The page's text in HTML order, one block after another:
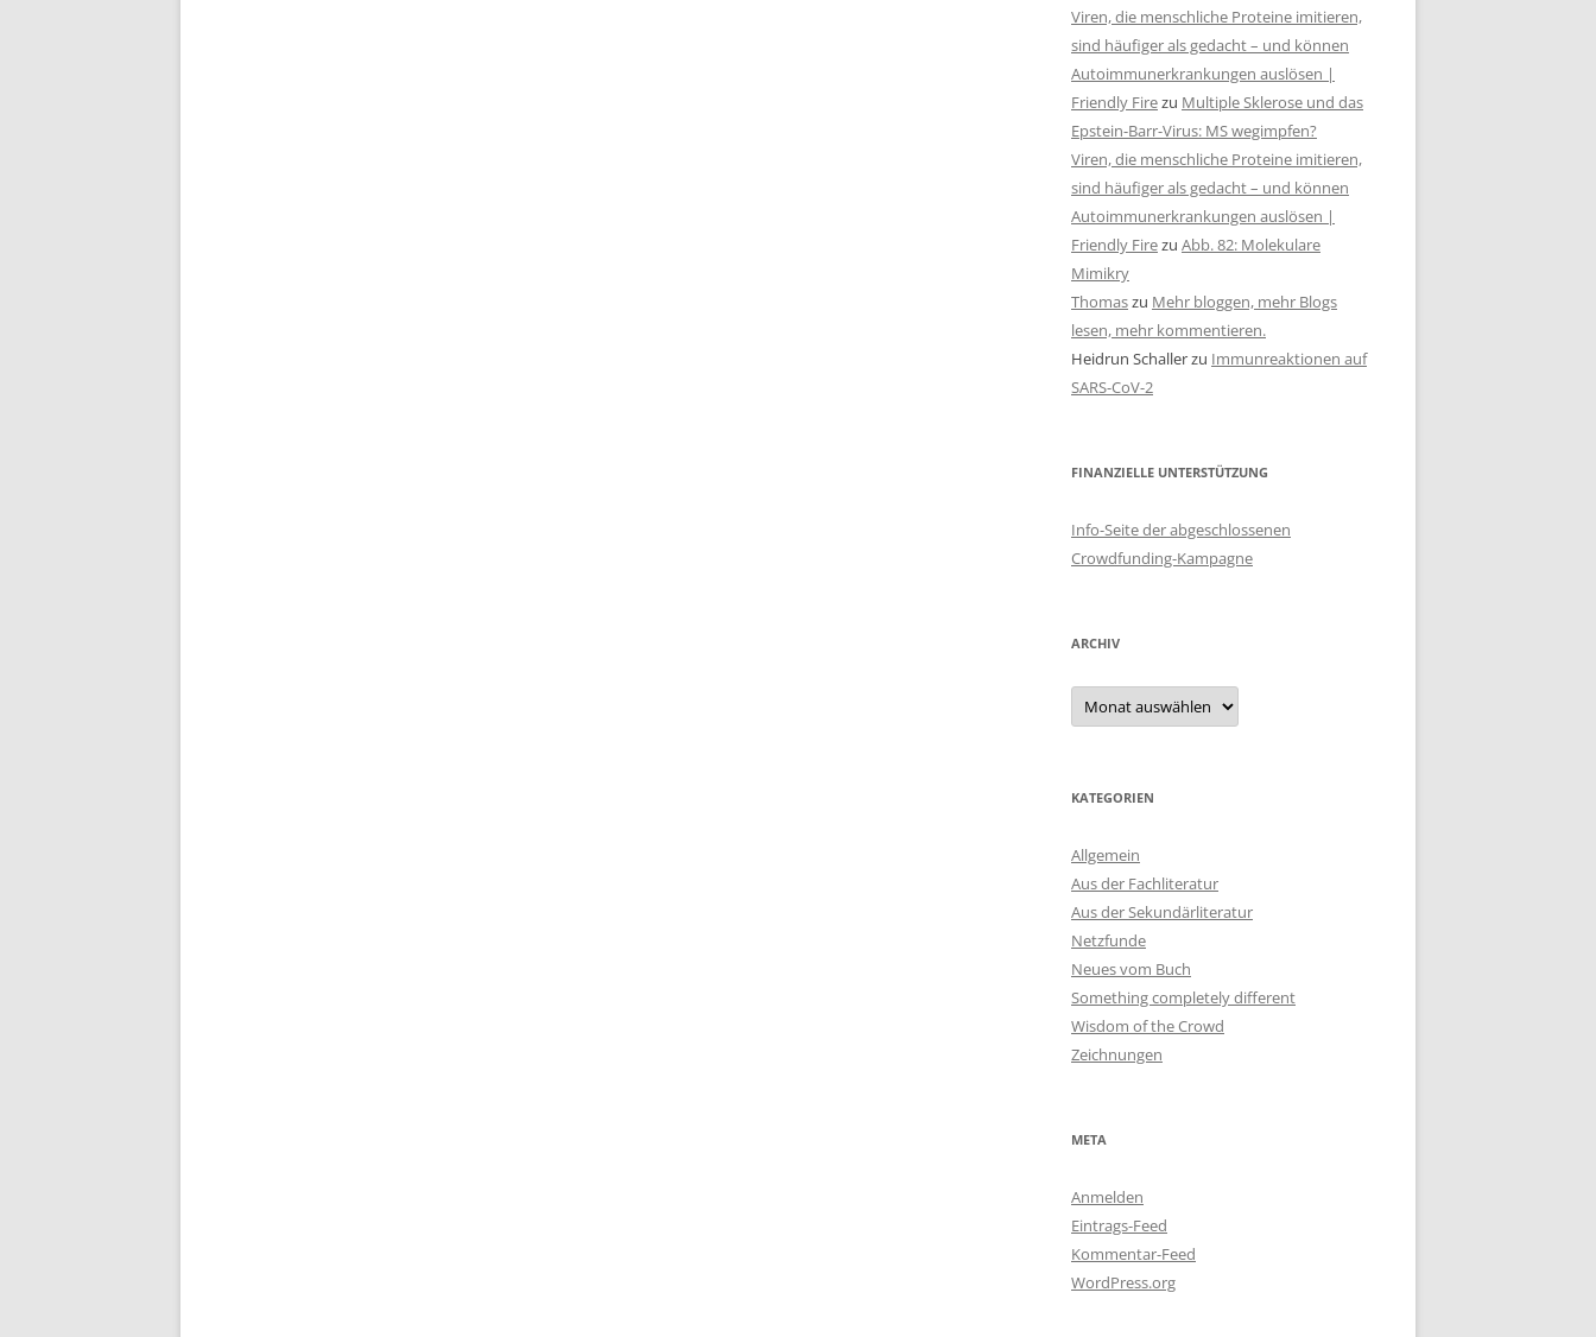
Viren, die menschliche Proteine imitieren,
sind häufiger als gedacht – und können
Autoimmunerkrankungen auslösen |
Friendly Firezu Multiple Sklerose und das
Epstein-Barr-Virus: MS wegimpfen?
Viren, die menschliche Proteine imitieren,
sind häufiger als gedacht – und können
Autoimmunerkrankungen auslösen |
Friendly Firezu Abb. 82: Molekulare
Mimikry
Thomaszu Mehr bloggen, mehr Blogs
lesen, mehr kommentieren.
Heidrun Schallerzu Immunreaktionen auf
SARS-CoV-2
FINANZIELLE UNTERSTÜTZUNG
Info-Seite der abgeschlossenen
Crowdfunding-Kampagne
ARCHIV
Archiv
KATEGORIEN
Allgemein
Aus der Fachliteratur
Aus der Sekundärliteratur
Netzfunde
Neues vom Buch
Something completely different
Wisdom of the Crowd
Zeichnungen
META
Anmelden
Eintrags-Feed
Kommentar-Feed
WordPress.org